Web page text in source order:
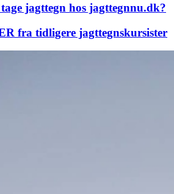
jagttegn hos jagttegnnu.dk?
fra tidligere jagttegnskursister